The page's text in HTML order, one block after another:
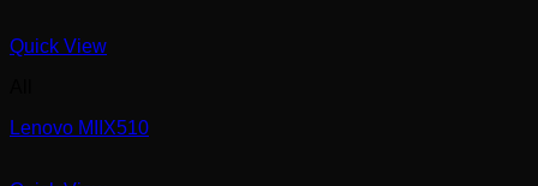
Quick View
Lenovo MIIX510